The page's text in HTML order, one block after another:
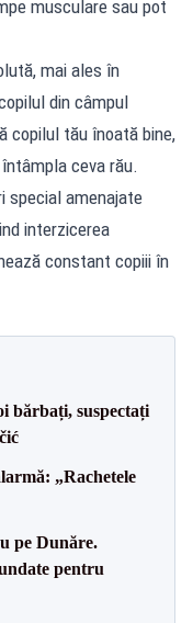
musculare sau pot
mai ales în
din câmpul
copilul tău înoată bine,
ceva rău.
special amenajate
interzicerea
constant copiii în
bărbați, suspectați
„Rachetele
pe Dunăre.
pentru